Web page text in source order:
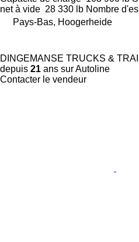
net à vide 28 330 lb Nombre
Pays-Bas, Hoogerheide
DINGEMANSE TRUCKS &
depuis 21 ans sur Autoline
Contacter le vendeur